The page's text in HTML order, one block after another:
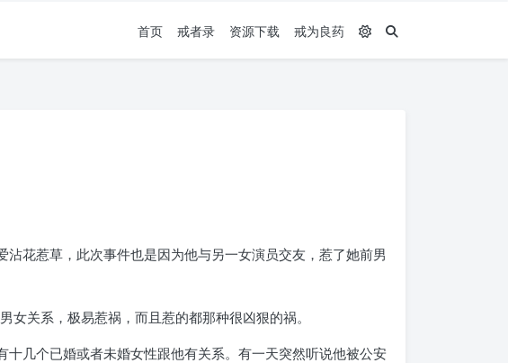
首页 戒者录 资源下载 戒为良药
花惹草，此次事件也是因为他与另一女演员交友，惹了她前男
女关系，极易惹祸，而且惹的都那种很凶狠的祸。
几个已婚或者未婚女性跟他有关系。有一天突然听说他被公安